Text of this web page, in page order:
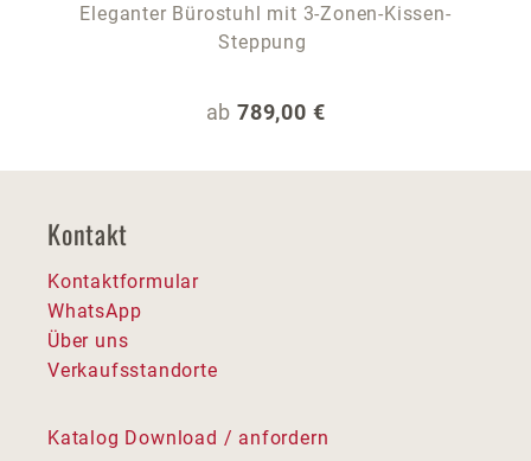
Eleganter Bürostuhl mit 3-Zonen-Kissen-
Steppung
Regulärer Preis:
ab 789,00 €
Kontakt
Kontaktformular
WhatsApp
Über uns
Verkaufsstandorte
Katalog Download / anfordern